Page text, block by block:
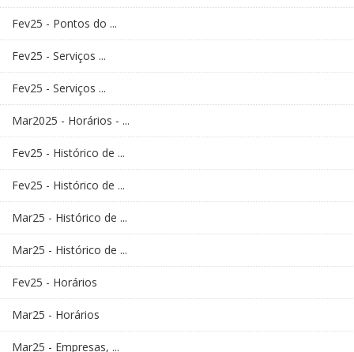
Fev25 - Pontos do ...
Fev25 - Serviços ...
Fev25 - Serviços ...
Mar2025 - Horários - ...
Fev25 - Histórico de ...
Fev25 - Histórico de ...
Mar25 - Histórico de ...
Mar25 - Histórico de ...
Fev25 - Horários
Mar25 - Horários
Mar25 - Empresas, ...